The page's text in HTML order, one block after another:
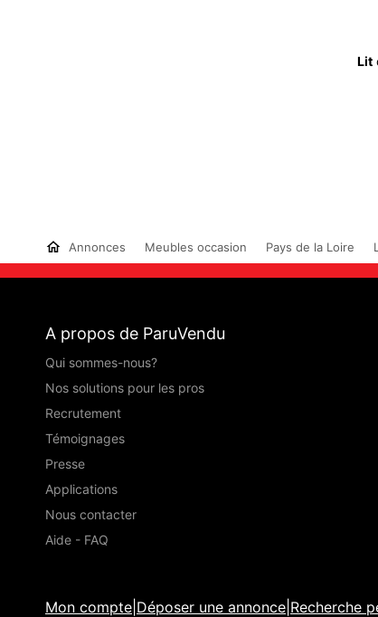
Lit
Annonces Meubles occasion Pays de la Loire
A propos de ParuVendu
Qui sommes-nous?
Nos solutions pour les pros
Recrutement
Témoignages
Presse
Applications
Nous contacter
Aide - FAQ
Mon compte Déposer une annonce Recherche